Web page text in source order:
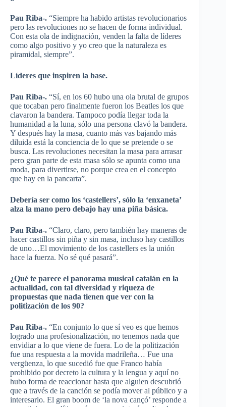
Pau Riba-. “Siempre ha habido artistas revolucionarios
pero las revoluciones no se hacen de forma individual.
Con esta ola de indignación, venden la falta de líderes
como algo positivo y yo creo que la naturaleza es
piramidal, siempre”.
Líderes que inspiren la base.
Pau Riba-. “Sí, en los 60 hubo una ola brutal de grupos
que tocaban pero finalmente fueron los Beatles los que
clavaron la bandera. Tampoco podía llegar toda la
humanidad a la luna, sólo una persona clavó la bandera.
Y después hay la masa, cuanto más vas bajando más
diluida está la conciencia de lo que se pretende o se
busca. Las revoluciones necesitan la masa para arrasar
pero gran parte de esta masa sólo se apunta como una
moda, para divertirse, no porque crea en el concepto
que hay en la pancarta”.
Debería ser como los ‘castellers’, sólo la ‘enxaneta’
alza la mano pero debajo hay una piña básica.
Pau Riba-. “Claro, claro, pero también hay maneras de
hacer castillos sin piña y sin masa, incluso hay castillos
de uno…El movimiento de los castellers es la unión
hace la fuerza. No sé qué pasará”.
¿Qué te parece el panorama musical catalán en la
actualidad, con tal diversidad y riqueza de
propuestas que nada tienen que ver con la
politización de los 90?
Pau Riba-. “En conjunto lo que sí veo es que hemos
logrado una profesionalización, no tenemos nada que
envidiar a lo que viene de fuera. Lo de la politización
fue una respuesta a la movida madrileña… Fue una
vergüenza, lo que sucedió fue que Franco había
prohibido por decreto la cultura y la lengua y aquí no
hubo forma de reaccionar hasta que alguien descubrió
que a través de la canción se podía mover al público y a
interesarlo. El gran boom de ‘la nova cançó’ responde a